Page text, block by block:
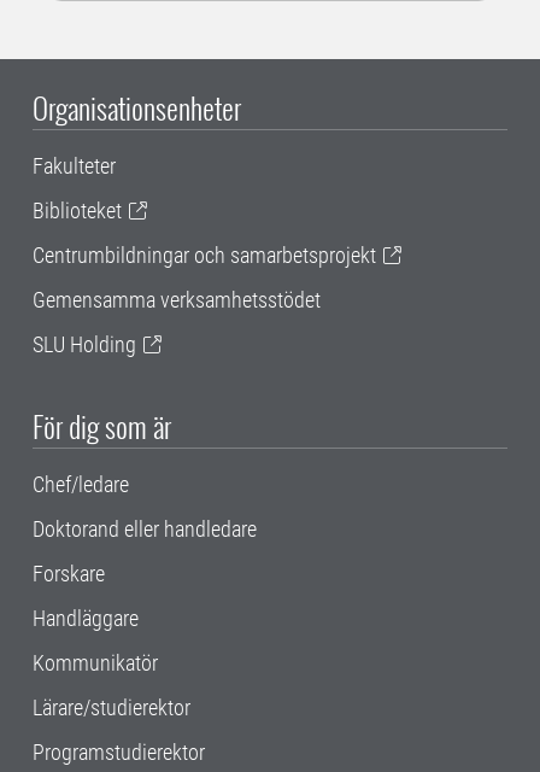
Organisationsenheter
Fakulteter
Biblioteket
Centrumbildningar och samarbetsprojekt
Gemensamma verksamhetsstödet
SLU Holding
För dig som är
Chef/ledare
Doktorand eller handledare
Forskare
Handläggare
Kommunikatör
Lärare/studierektor
Programstudierektor